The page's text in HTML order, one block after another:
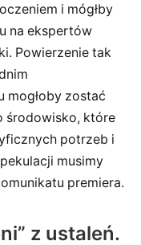
i mógłby
na ekspertów
Powierzenie tak
mogłoby zostać
środowisko, które
potrzeb i
musimy
premiera.
z ustaleń.